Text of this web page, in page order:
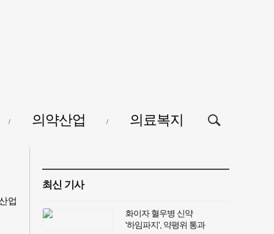
의약산업 의료복지
검색창
열기/
업
최신 기사
화이자 혈우병 신약
'하임파지', 약평위 통과